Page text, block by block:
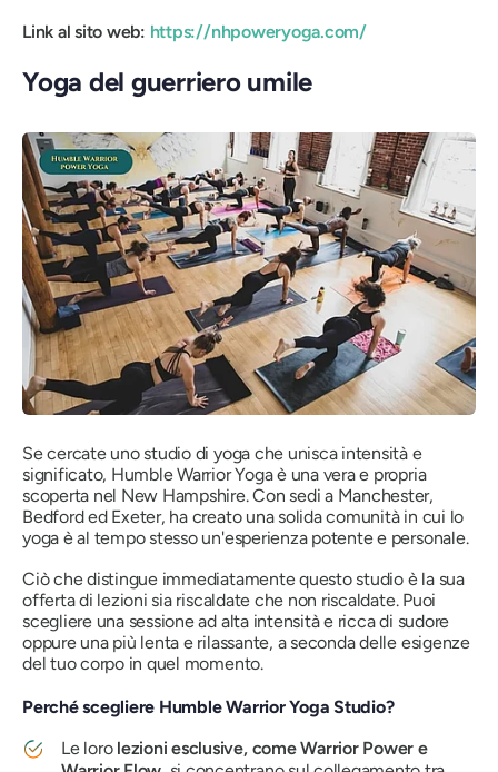
Link al sito web: https://nhpoweryoga.com/
Yoga del guerriero umile
Se cercate uno studio di yoga che unisca intensità e
significato, Humble Warrior Yoga è una vera e propria
scoperta nel New Hampshire. Con sedi a Manchester,
Bedford ed Exeter, ha creato una solida comunità in cui lo
yoga è al tempo stesso un'esperienza potente e personale.
Ciò che distingue immediatamente questo studio è la sua
offerta di lezioni sia riscaldate che non riscaldate. Puoi
scegliere una sessione ad alta intensità e ricca di sudore
oppure una più lenta e rilassante, a seconda delle esigenze
del tuo corpo in quel momento.
Perché scegliere Humble Warrior Yoga Studio?
Le loro lezioni esclusive, come Warrior Power e